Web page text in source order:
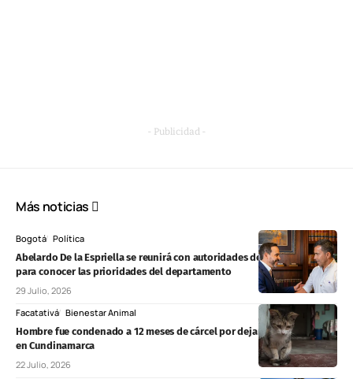
- Publicidad -
Más noticias
Bogotá Política
Abelardo De la Espriella se reunirá con autoridades de Cundinamarca
para conocer las prioridades del departamento
29 Julio, 2026
Facatativá Bienestar Animal
Hombre fue condenado a 12 meses de cárcel por dejar ciega a una gata
en Cundinamarca
22 Julio, 2026